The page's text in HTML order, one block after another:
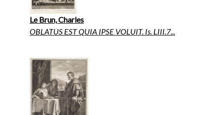
Le Brun, Charles
OBLATUS EST QUIA IPSE VOLUIT. Is. LIII.7...